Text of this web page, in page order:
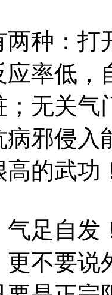
：打
应率低
；无关
病邪侵
高的武功
自发
更不要